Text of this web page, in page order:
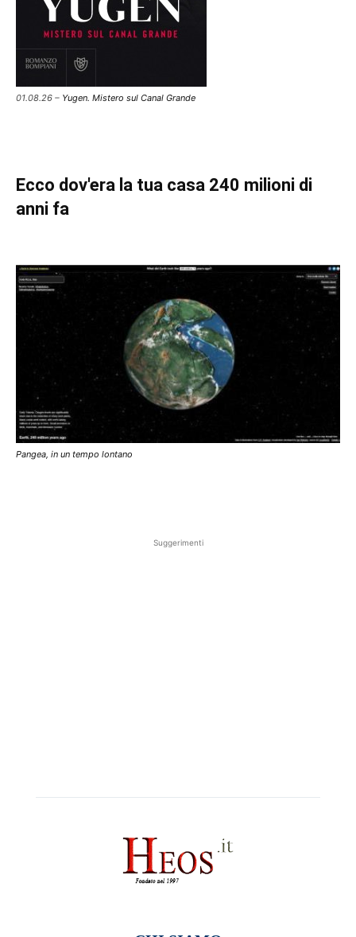
01.08.26 – Yugen. Mistero sul Canal Grande
Ecco dov'era la tua casa 240 milioni di
anni fa
Pangea, in un tempo lontano
Suggerimenti